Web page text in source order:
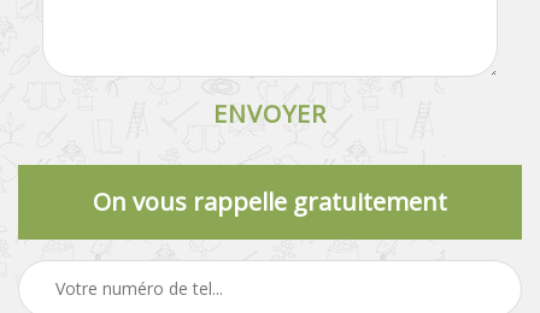
On vous rappelle gratuitement